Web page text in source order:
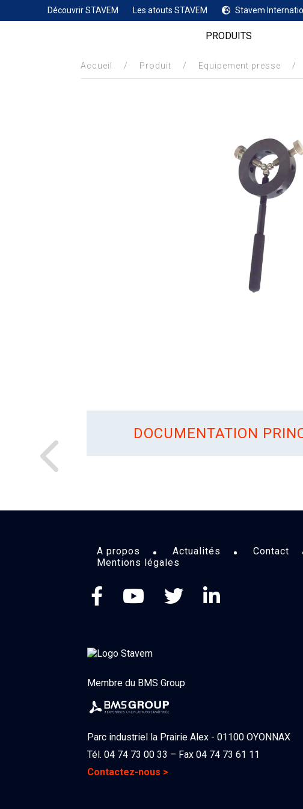
Découvrir STAVEM Les atouts STAVEM Stavem
PRODUITS
Accueil / Produit / Equipement presse /
DOCUMENTATION
A propos Actualités
Contact
Mentions légales
Membre du BMS Group
Parc industriel la Prairie Alex - 01100 OYONNAX
Tél. 04 74 73 00 33 – Fax 04 74 73 61 11
Contactez-nous >